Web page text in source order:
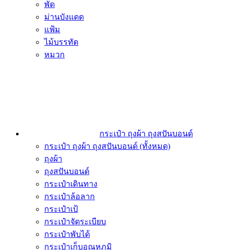
พัด
ม่านบังแดด
แฟ้ม
ไม้บรรทัด
หมวก
กระเป๋า ถุงผ้า ถุงสปันบอนด์
กระเป๋า ถุงผ้า ถุงสปันบอนด์ (ทั้งหมด)
ถุงผ้า
ถุงสปันบอนด์
กระเป๋าเดินทาง
กระเป๋าล้อลาก
กระเป๋าเป้
กระเป๋าจัดระเบียบ
กระเป๋าพับได้
กระเป๋าเก็บอุณหภูมิ